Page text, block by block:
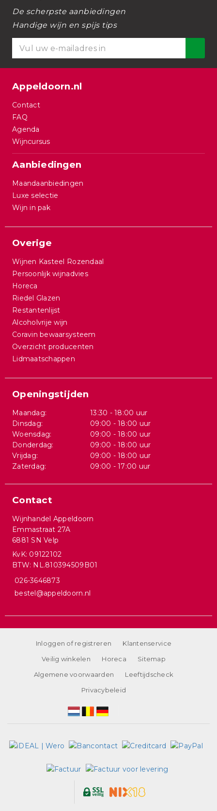
De scherpste aanbiedingen
Handige wijn en spijs tips
Appeldoorn.nl
Contact
FAQ
Agenda
Wijncursus
Aanbiedingen
Maandaanbiedingen
Luxe selectie
Wijn in pak
Overige
Wijnen Kasteel Rozendaal
Persoonlijk wijnadvies
Horeca
Riedel Glazen
Restantenlijst
Alcoholvrije wijn
Coravin bewaarsysteem
Overzicht producenten
Lidmaatschappen
Openingstijden
Maandag:
13:30 - 18:00 uur
Dinsdag:
09:00 - 18:00 uur
Woensdag:
09:00 - 18:00 uur
Donderdag:
09:00 - 18:00 uur
Vrijdag:
09:00 - 18:00 uur
Zaterdag:
09:00 - 17:00 uur
Contact
Wijnhandel Appeldoorn
Emmastraat 27A
6881 SN Velp
KvK: 09122102
BTW: NL.810394509B01
026-3646873
bestel@appeldoorn.nl
Inloggen of registreren
Klantenservice
Veilig winkelen
Horeca
Sitemap
Algemene voorwaarden
Leeftijdscheck
Privacybeleid